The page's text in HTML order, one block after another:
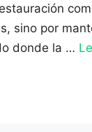
sino por
donde la …